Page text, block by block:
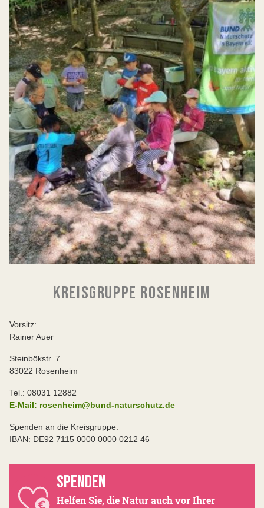
KREISGRUPPE ROSENHEIM
Vorsitz:
Rainer Auer
Steinbökstr. 7
83022 Rosenheim
Tel.: 08031 12882
E-Mail: rosenheim@bund-naturschutz.de
Spenden an die Kreisgruppe:
IBAN: DE92 7115 0000 0000 0212 46
SPENDEN
Helfen Sie, die Natur auch vor Ihrer